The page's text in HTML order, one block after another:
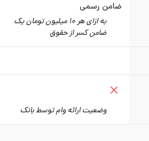
ضامن رسمی
به ازای هر 10 میلیون تومان یک
ضامن کسر از حقوق
وضعیت ارائه وام توسط بانک